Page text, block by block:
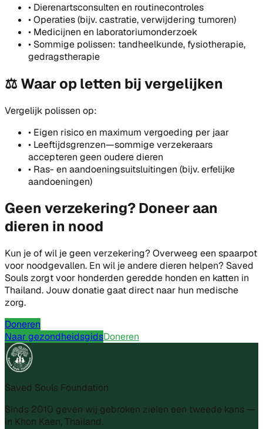
• Dierenartsconsulten en routinecontroles
•Operaties (bijv. castratie, verwijdering tumoren)
• Medicijnen en laboratoriumonderzoek
• Sommige polissen: tandheelkunde, fysiotherapie,
gedragstherapie
⚖️ Waar op letten bij vergelijken
Vergelijk polissen op:
• Eigen risico en maximum vergoeding per jaar
• Leeftijdsgrenzen—sommige verzekeraars
accepteren geen oudere dieren
• Ras- en aandoeningsuitsluitingen (bijv. erfelijke
aandoeningen)
Geen verzekering? Doneer aan
dieren in nood
Kun je of wil je geen verzekering? Overweeg een spaarpot
voor noodgevallen. En wil je andere dieren helpen? Saved
Souls zorgt voor honderden geredde honden en katten in
Thailand. Jouw donatie gaat direct naar hun medische
zorg.
Doneren
Naar gezondheidsgidsDoneren
Saved Souls Foundation
Sinds 2010 geven wij gebroken zielen een tweede kans —
in Khon Kaen, Thailand.